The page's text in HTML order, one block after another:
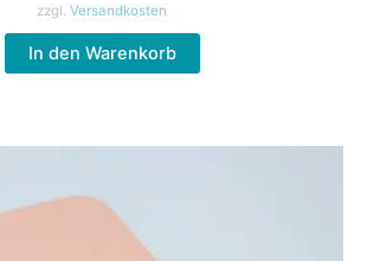
zzgl. Versandkosten
In den Warenkorb